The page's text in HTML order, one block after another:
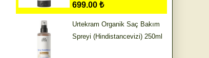
699.00 ₺
Urtekram Organik Saç Bakım
Spreyi (Hindistancevizi) 250ml